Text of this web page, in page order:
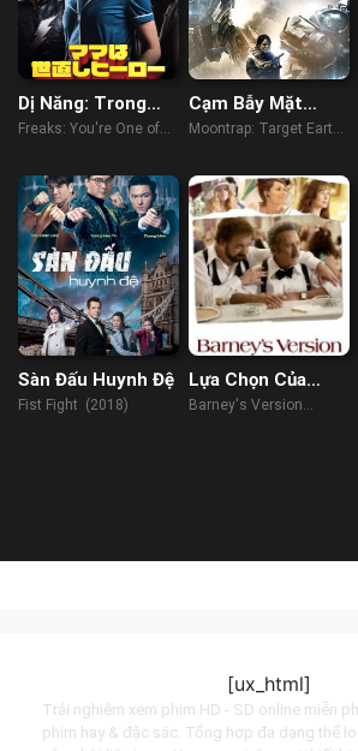
Dị Năng: Trong
Mỗi Chúng Ta
Freaks: You're One of
Cạm Bẫy Mặt
Trăng- Mục Tiêu
Moontrap: Target Earth
Sàn Đấu Huynh Đệ
Fist Fight (2018)
Lựa Chọn Của
Barney
Barney's Version